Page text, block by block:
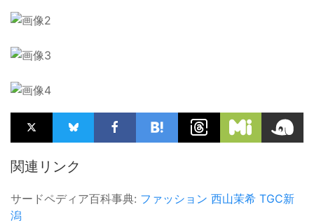
関連リンク
サードペディア百科事典: ファッション 西山茉希 TGC新
潟